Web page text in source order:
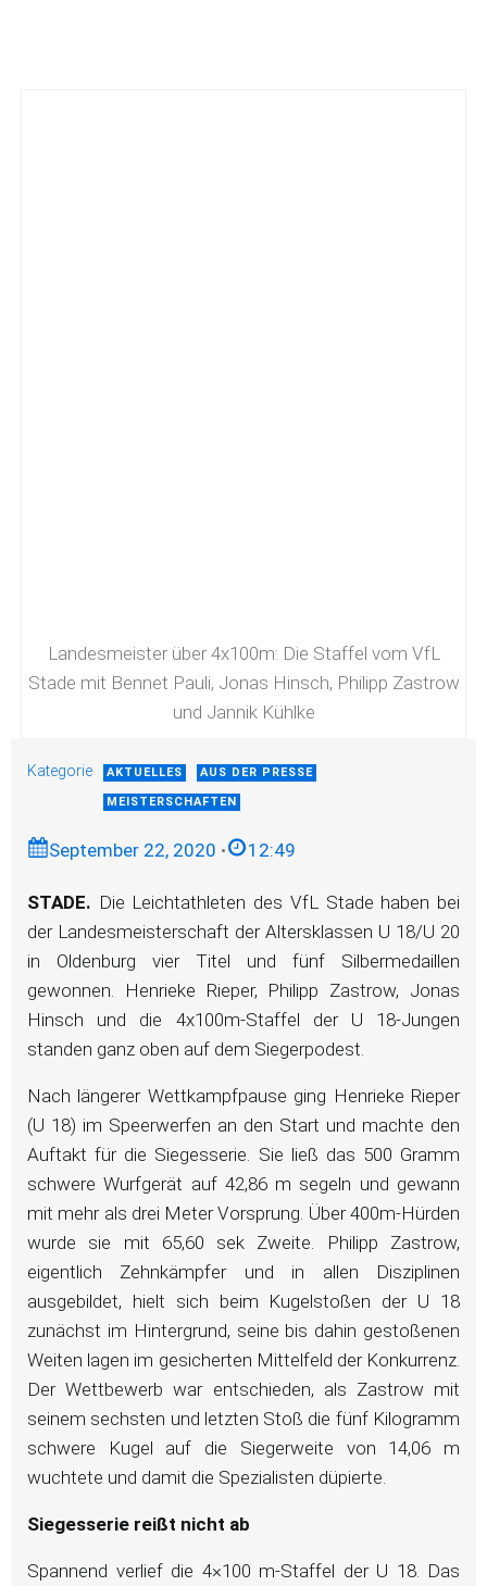
Landesmeister über 4x100m: Die Staffel vom VfL
Stade mit Bennet Pauli, Jonas Hinsch, Philipp Zastrow
und Jannik Kühlke
Kategorie AKTUELLES AUS DER PRESSE
MEISTERSCHAFTEN
September 22, 2020 • 12:49
STADE. Die Leichtathleten des VfL Stade haben bei
der Landesmeisterschaft der Altersklassen U 18/U 20
in Oldenburg vier Titel und fünf Silbermedaillen
gewonnen. Henrieke Rieper, Philipp Zastrow, Jonas
Hinsch und die 4x100m-Staffel der U 18-Jungen
standen ganz oben auf dem Siegerpodest.
Nach längerer Wettkampfpause ging Henrieke Rieper
(U 18) im Speerwerfen an den Start und machte den
Auftakt für die Siegesserie. Sie ließ das 500 Gramm
schwere Wurfgerät auf 42,86 m segeln und gewann
mit mehr als drei Meter Vorsprung. Über 400m-Hürden
wurde sie mit 65,60 sek Zweite. Philipp Zastrow,
eigentlich Zehnkämpfer und in allen Disziplinen
ausgebildet, hielt sich beim Kugelstoßen der U 18
zunächst im Hintergrund, seine bis dahin gestoßenen
Weiten lagen im gesicherten Mittelfeld der Konkurrenz.
Der Wettbewerb war entschieden, als Zastrow mit
seinem sechsten und letzten Stoß die fünf Kilogramm
schwere Kugel auf die Siegerweite von 14,06 m
wuchtete und damit die Spezialisten düpierte.
Siegesserie reißt nicht ab
Spannend verlief die 4×100 m-Staffel der U 18. Das